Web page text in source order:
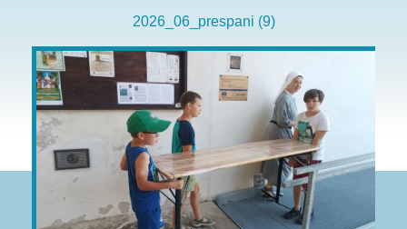
2026_06_prespani (9)